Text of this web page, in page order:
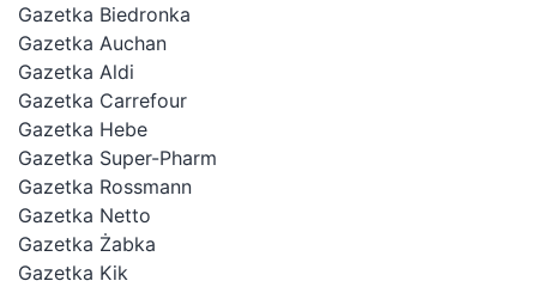
Gazetka Biedronka
Gazetka Auchan
Gazetka Aldi
Gazetka Carrefour
Gazetka Hebe
Gazetka Super-Pharm
Gazetka Rossmann
Gazetka Netto
Gazetka Żabka
Gazetka Kik